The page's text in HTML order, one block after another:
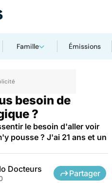
Famille Émissions
besoin de
?
le besoin d'aller voir
pousse ? J'ai 21 ans et un
Docteurs Partager